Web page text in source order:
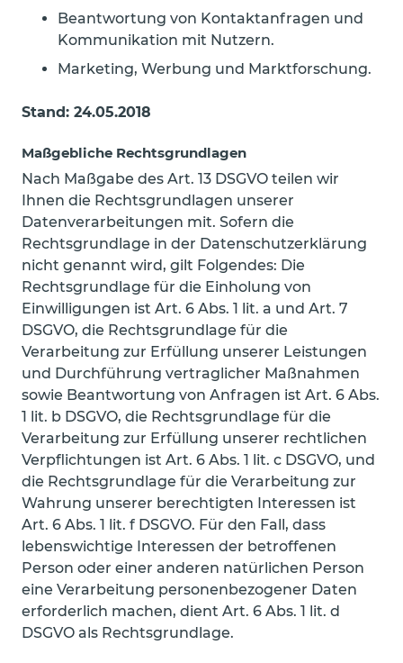
Beantwortung von Kontaktanfragen und
Kommunikation mit Nutzern.
Marketing, Werbung und Marktforschung.
Stand: 24.05.2018
Maßgebliche Rechtsgrundlagen
Nach Maßgabe des Art. 13 DSGVO teilen wir
Ihnen die Rechtsgrundlagen unserer
Datenverarbeitungen mit. Sofern die
Rechtsgrundlage in der Datenschutzerklärung
nicht genannt wird, gilt Folgendes: Die
Rechtsgrundlage für die Einholung von
Einwilligungen ist Art. 6 Abs. 1 lit. a und Art. 7
DSGVO, die Rechtsgrundlage für die
Verarbeitung zur Erfüllung unserer Leistungen
und Durchführung vertraglicher Maßnahmen
sowie Beantwortung von Anfragen ist Art. 6 Abs.
1 lit. b DSGVO, die Rechtsgrundlage für die
Verarbeitung zur Erfüllung unserer rechtlichen
Verpflichtungen ist Art. 6 Abs. 1 lit. c DSGVO, und
die Rechtsgrundlage für die Verarbeitung zur
Wahrung unserer berechtigten Interessen ist
Art. 6 Abs. 1 lit. f DSGVO. Für den Fall, dass
lebenswichtige Interessen der betroffenen
Person oder einer anderen natürlichen Person
eine Verarbeitung personenbezogener Daten
erforderlich machen, dient Art. 6 Abs. 1 lit. d
DSGVO als Rechtsgrundlage.